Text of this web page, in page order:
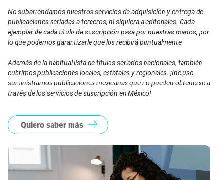
No subarrendamos nuestros servicios de adquisición y entrega de
publicaciones seriadas a terceros, ni siquiera a editoriales. Cada
ejemplar de cada título de suscripción pasa por nuestras manos, por
lo que podemos garantizarle que los recibirá puntualmente.
Además de la habitual lista de títulos seriados nacionales, también
cubrimos publicaciones locales, estatales y regionales. ¡Incluso
suministramos publicaciones mexicanas que no pueden obtenerse a
través de los servicios de suscripción en México!
Quiero saber más